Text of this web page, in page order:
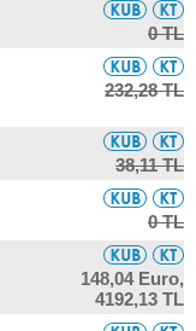
0 TL
232,28 TL
38,11 TL
0 TL
148,04 Euro,
4192,13 TL